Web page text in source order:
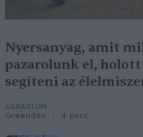
Nyersanyag, amit
pazarolunk el,
segíteni az
AGRÁRIUM
Greendex 4 perc